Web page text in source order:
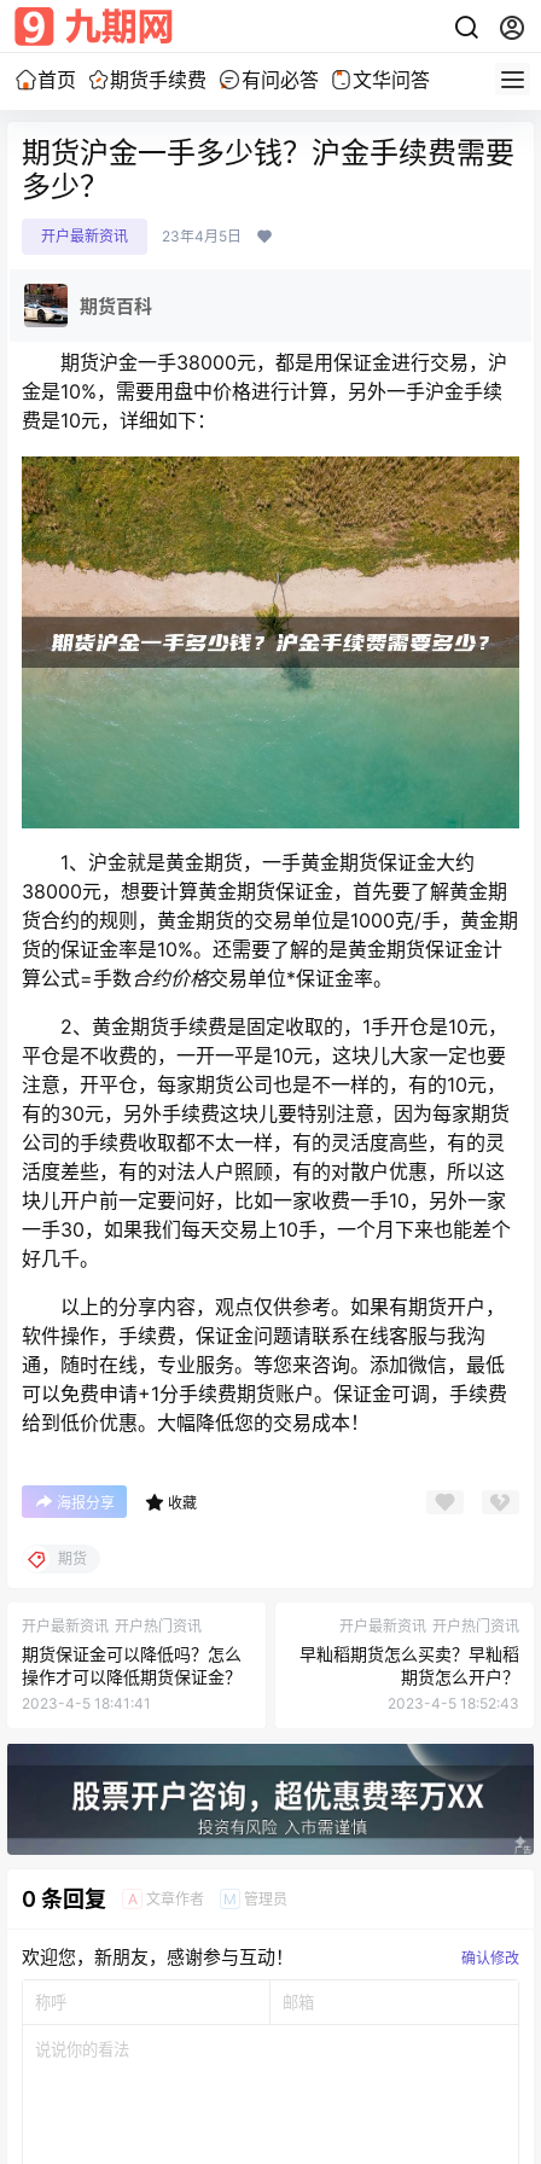
首页 期货手续费 有问必答 文华问答
期货沪金一手多少钱？沪金手续费需要
多少？
开户最新资讯 23年4月5日
期货百科
期货沪金一手38000元，都是用保证金进行交易，沪
金是10%，需要用盘中价格进行计算，另外一手沪金手续
费是10元，详细如下：
1、沪金就是黄金期货，一手黄金期货保证金大约
38000元，想要计算黄金期货保证金，首先要了解黄金期
货合约的规则，黄金期货的交易单位是1000克/手，黄金期
货的保证金率是10%。还需要了解的是黄金期货保证金计
算公式=手数合约价格交易单位*保证金率。
2、黄金期货手续费是固定收取的，1手开仓是10元，
平仓是不收费的，一开一平是10元，这块儿大家一定也要
注意，开平仓，每家期货公司也是不一样的，有的10元，
有的30元，另外手续费这块儿要特别注意，因为每家期货
公司的手续费收取都不太一样，有的灵活度高些，有的灵
活度差些，有的对法人户照顾，有的对散户优惠，所以这
块儿开户前一定要问好，比如一家收费一手10，另外一家
一手30，如果我们每天交易上10手，一个月下来也能差个
好几千。
以上的分享内容，观点仅供参考。如果有期货开户，
软件操作，手续费，保证金问题请联系在线客服与我沟
通，随时在线，专业服务。等您来咨询。添加微信，最低
可以免费申请+1分手续费期货账户。保证金可调，手续费
给到低价优惠。大幅降低您的交易成本！
海报分享 收藏
期货
开户最新资讯 开户热门资讯
期货保证金可以降低吗？怎么
操作才可以降低期货保证金？
2023-4-5 18:41:41
开户最新资讯 开户热门资讯
早籼稻期货怎么买卖？早籼稻
期货怎么开户？
2023-4-5 18:52:43
0 条回复 A 文章作者 M 管理员
欢迎您，新朋友，感谢参与互动！ 确认修改